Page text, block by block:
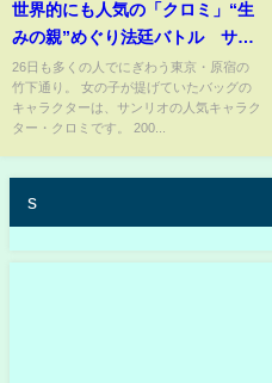
世界的にも人気の「クロミ」“生
みの親”めぐり法廷バトル サン
リオとアニメ制作会社が真っ向
対立 「著作者誰かはっきりし
てもらいたい」
26日も多くの人でにぎわう東京・原宿の
竹下通り。 女の子が提げていたバッグの
キャラクターは、サンリオの人気キャラク
ター・クロミです。 200...
s